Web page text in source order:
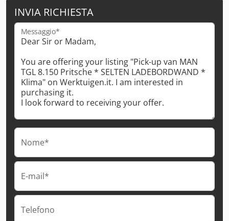
INVIA RICHIESTA
Messaggio*
Nome*
E-mail*
Telefono